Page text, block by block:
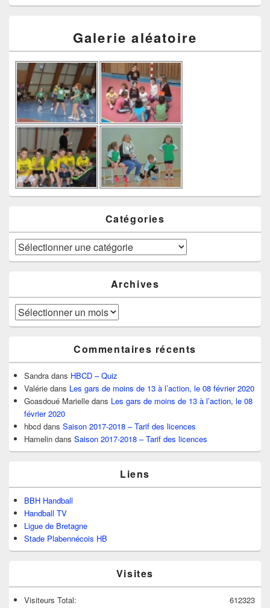
Galerie aléatoire
Catégories
Catégories
Archives
Archives
Commentaires récents
Sandra dans HBCD – Quiz
Valérie dans Les gars de moins de 13 à l’action, le 08 février 2020
Goasdoué Marielle dans Les gars de moins de 13 à l’action, le 08
février 2020
hbcd dans Saison 2017-2018 – Tarif des licences
Hamelin dans Saison 2017-2018 – Tarif des licences
Liens
BBH Handball
Handball TV
Ligue de Bretagne
Stade Plabennécois HB
Visites
612323
Visiteurs Total: